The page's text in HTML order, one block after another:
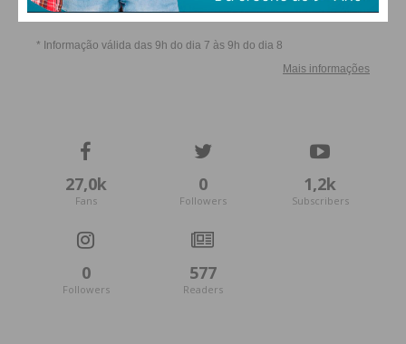
atualizada.
condições
27,0k
Fans
0
Followers
1,2k
Subscribers
0
Followers
577
Readers